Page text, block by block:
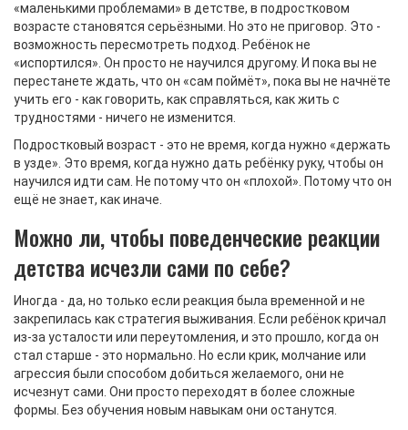
«маленькими проблемами» в детстве, в подростковом
возрасте становятся серьёзными. Но это не приговор. Это -
возможность пересмотреть подход. Ребёнок не
«испортился». Он просто не научился другому. И пока вы не
перестанете ждать, что он «сам поймёт», пока вы не начнёте
учить его - как говорить, как справляться, как жить с
трудностями - ничего не изменится.
Подростковый возраст - это не время, когда нужно «держать
в узде». Это время, когда нужно дать ребёнку руку, чтобы он
научился идти сам. Не потому что он «плохой». Потому что он
ещё не знает, как иначе.
Можно ли, чтобы поведенческие реакции
детства исчезли сами по себе?
Иногда - да, но только если реакция была временной и не
закрепилась как стратегия выживания. Если ребёнок кричал
из-за усталости или переутомления, и это прошло, когда он
стал старше - это нормально. Но если крик, молчание или
агрессия были способом добиться желаемого, они не
исчезнут сами. Они просто переходят в более сложные
формы. Без обучения новым навыкам они останутся.